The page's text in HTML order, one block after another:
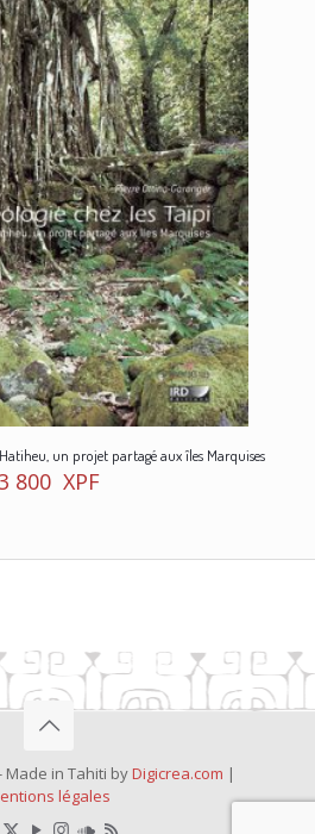
un projet partagé aux îles Marquises
800 XPF
in Tahiti byDigicrea.com |
légales